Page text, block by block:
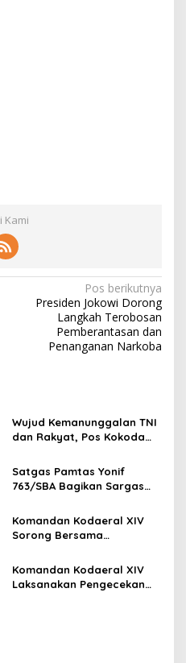
Kami
Pos berikutnya
Presiden Jokowi Dorong
Langkah Terobosan
Pemberantasan dan
Penanganan Narkoba
Wujud Kemanunggalan TNI
dan Rakyat, Pos Kokoda
Masyarakat Kampung
Taarof
Satgas Pamtas Yonif
763/SBA Bagikan Sargas
Komandan Kodaeral XIV
Sorong Bersama
Daya Sambut Kunjungan
Wakil Presiden RI
Komandan Kodaeral XIV
Laksanakan Pengecekan